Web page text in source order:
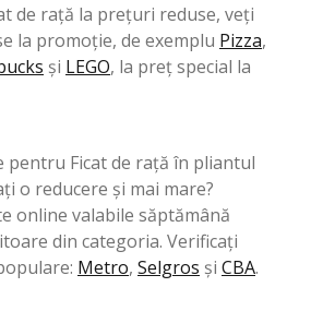
de rață la prețuri reduse, veți
la promoție, de exemplu Pizza,
şi LEGO, la preț special la
Ficat de rață în pliantul
o reducere și mai mare?
online valabile săptămână
din categoria. Verificați
Metro, Selgros şi CBA.